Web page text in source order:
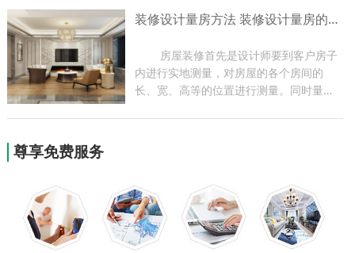
要比改造之前有进步。下面小编带大家了装修设计量房方法 装修设计量房的作用
	房屋装修首先是设计师要到客户房子
内进行实地测量，对房屋的各个房间的
长、宽、高等的位置进行测量。同时量房
尊享免费服务